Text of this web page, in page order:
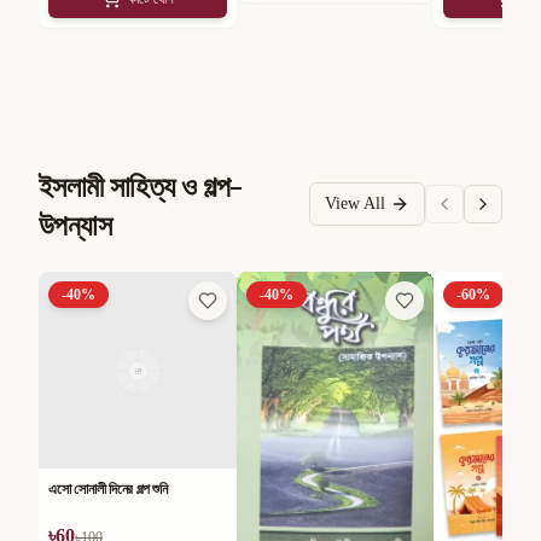
ইসলামী সাহিত্য ও গল্প-
উপন্যাস
View All
-40%
এসো সোনালী দিনের গল্প শুনি
৳60
-40% -60%